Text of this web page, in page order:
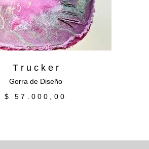
T r u c k e r
Gorra de Diseño
$
57.000,00